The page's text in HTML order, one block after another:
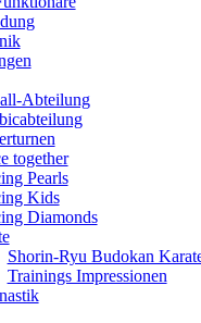
Abteilung
together
Pearls
Kids
Diamonds
Shorin-Ryu Budokan
Trainings Impressionen